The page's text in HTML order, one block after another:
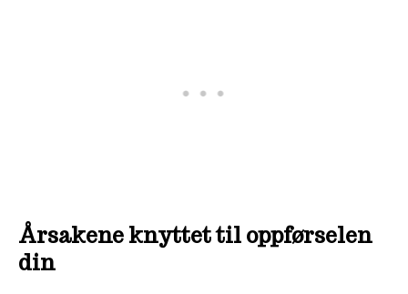
Årsakene knyttet til oppførselen
din